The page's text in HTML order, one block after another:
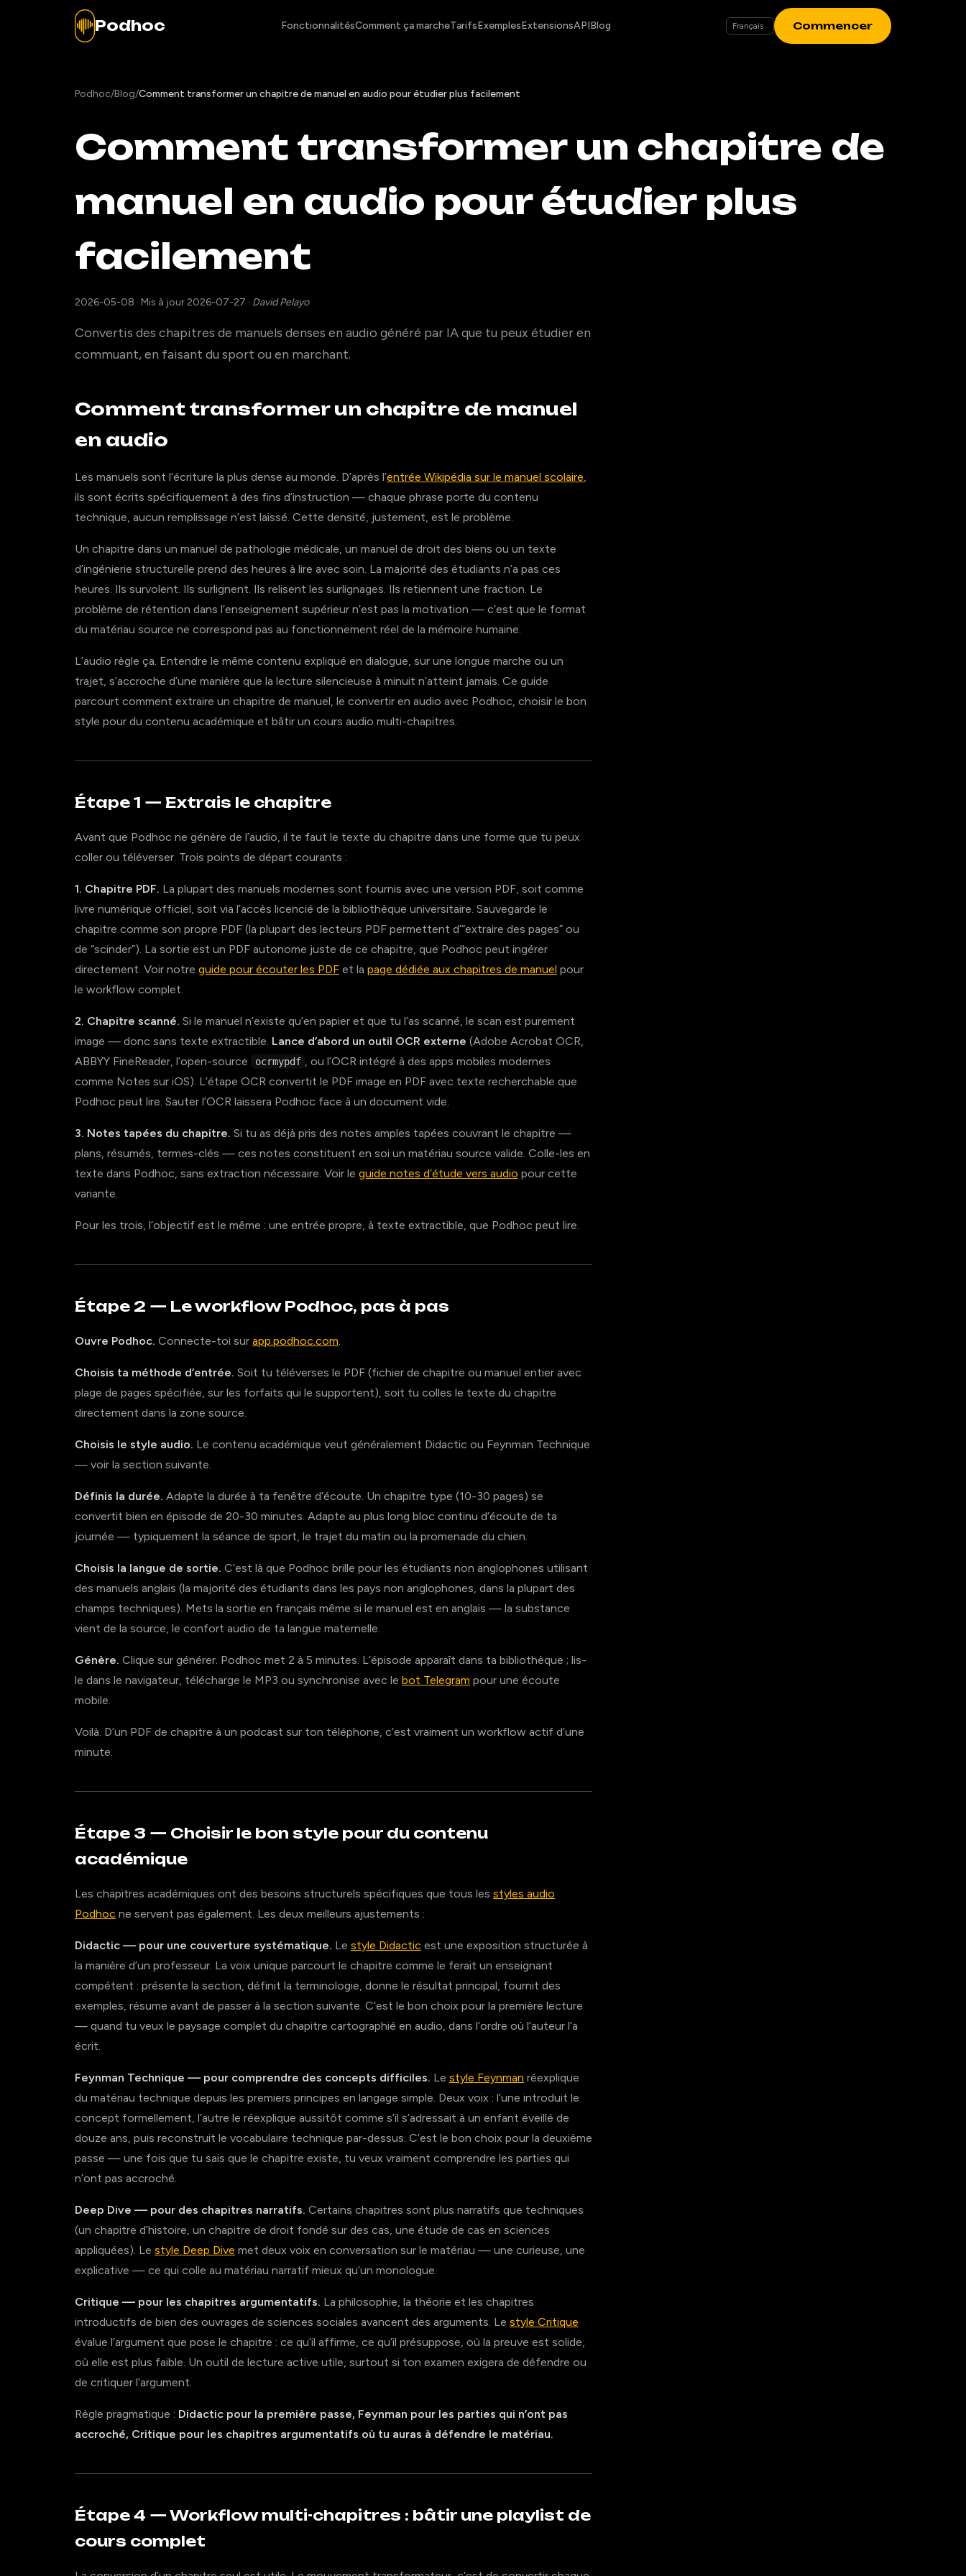
Podhoc FonctionnalitésComment ça marcheTarifsExemplesExtensionsAPIBlog Commencer
Podhoc/Blog/Comment transformer un chapitre de manuel en audio pour étudier plus facilement
Comment transformer un chapitre de
manuel en audio pour étudier plus
facilement
2026-05-08 · Mis à jour 2026-07-27 · David Pelayo
Convertis des chapitres de manuels denses en audio généré par IA que tu peux étudier en
commuant, en faisant du sport ou en marchant.
Comment transformer un chapitre de manuel
en audio
Les manuels sont l’écriture la plus dense au monde. D’après l’entrée Wikipédia sur le manuel scolaire,
ils sont écrits spécifiquement à des fins d’instruction — chaque phrase porte du contenu
technique, aucun remplissage n’est laissé. Cette densité, justement, est le problème.
Un chapitre dans un manuel de pathologie médicale, un manuel de droit des biens ou un texte
d’ingénierie structurelle prend des heures à lire avec soin. La majorité des étudiants n’a pas ces
heures. Ils survolent. Ils surlignent. Ils relisent les surlignages. Ils retiennent une fraction. Le
problème de rétention dans l’enseignement supérieur n’est pas la motivation — c’est que le format
du matériau source ne correspond pas au fonctionnement réel de la mémoire humaine.
L’audio règle ça. Entendre le même contenu expliqué en dialogue, sur une longue marche ou un
trajet, s’accroche d’une manière que la lecture silencieuse à minuit n’atteint jamais. Ce guide
parcourt comment extraire un chapitre de manuel, le convertir en audio avec Podhoc, choisir le bon
style pour du contenu académique et bâtir un cours audio multi-chapitres.
Étape 1 — Extrais le chapitre
Avant que Podhoc ne génère de l’audio, il te faut le texte du chapitre dans une forme que tu peux
coller ou téléverser. Trois points de départ courants :
1. Chapitre PDF. La plupart des manuels modernes sont fournis avec une version PDF, soit comme
livre numérique officiel, soit via l’accès licencié de la bibliothèque universitaire. Sauvegarde le
chapitre comme son propre PDF (la plupart des lecteurs PDF permettent d’“extraire des pages” ou
de “scinder”). La sortie est un PDF autonome juste de ce chapitre, que Podhoc peut ingérer
directement. Voir notre guide pour écouter les PDF et la page dédiée aux chapitres de manuel pour
le workflow complet.
2. Chapitre scanné. Si le manuel n’existe qu’en papier et que tu l’as scanné, le scan est purement
image — donc sans texte extractible. Lance d’abord un outil OCR externe (Adobe Acrobat OCR,
ABBYY FineReader, l’open-source
ocrmypdf , ou l’OCR intégré à des apps mobiles modernes
comme Notes sur iOS). L’étape OCR convertit le PDF image en PDF avec texte recherchable que
Podhoc peut lire. Sauter l’OCR laissera Podhoc face à un document vide.
3. Notes tapées du chapitre. Si tu as déjà pris des notes amples tapées couvrant le chapitre —
plans, résumés, termes-clés — ces notes constituent en soi un matériau source valide. Colle-les en
texte dans Podhoc, sans extraction nécessaire. Voir le guide notes d’étude vers audio pour cette
variante.
Pour les trois, l’objectif est le même : une entrée propre, à texte extractible, que Podhoc peut lire.
Étape 2 — Le workflow Podhoc, pas à pas
Ouvre Podhoc. Connecte-toi sur app.podhoc.com.
Choisis ta méthode d’entrée. Soit tu téléverses le PDF (fichier de chapitre ou manuel entier avec
plage de pages spécifiée, sur les forfaits qui le supportent), soit tu colles le texte du chapitre
directement dans la zone source.
Choisis le style audio. Le contenu académique veut généralement Didactic ou Feynman Technique
— voir la section suivante.
Définis la durée. Adapte la durée à ta fenêtre d’écoute. Un chapitre type (10-30 pages) se
convertit bien en épisode de 20-30 minutes. Adapte au plus long bloc continu d’écoute de ta
journée — typiquement la séance de sport, le trajet du matin ou la promenade du chien.
Choisis la langue de sortie. C’est là que Podhoc brille pour les étudiants non anglophones utilisant
des manuels anglais (la majorité des étudiants dans les pays non anglophones, dans la plupart des
champs techniques). Mets la sortie en français même si le manuel est en anglais — la substance
vient de la source, le confort audio de ta langue maternelle.
Génère. Clique sur générer. Podhoc met 2 à 5 minutes. L’épisode apparaît dans ta bibliothèque ; lis-
le dans le navigateur, télécharge le MP3 ou synchronise avec le bot Telegram pour une écoute
mobile.
Voilà. D’un PDF de chapitre à un podcast sur ton téléphone, c’est vraiment un workflow actif d’une
minute.
Étape 3 — Choisir le bon style pour du contenu
académique
Les chapitres académiques ont des besoins structurels spécifiques que tous les styles audio
Podhoc ne servent pas également. Les deux meilleurs ajustements :
Didactic — pour une couverture systématique. Le style Didactic est une exposition structurée à
la manière d’un professeur. La voix unique parcourt le chapitre comme le ferait un enseignant
compétent : présente la section, définit la terminologie, donne le résultat principal, fournit des
exemples, résume avant de passer à la section suivante. C’est le bon choix pour la première lecture
— quand tu veux le paysage complet du chapitre cartographié en audio, dans l’ordre où l’auteur l’a
écrit.
Feynman Technique — pour comprendre des concepts difficiles. Le style Feynman réexplique
du matériau technique depuis les premiers principes en langage simple. Deux voix : l’une introduit le
concept formellement, l’autre le réexplique aussitôt comme s’il s’adressait à un enfant éveillé de
douze ans, puis reconstruit le vocabulaire technique par-dessus. C’est le bon choix pour la deuxième
passe — une fois que tu sais que le chapitre existe, tu veux vraiment comprendre les parties qui
n’ont pas accroché.
Deep Dive — pour des chapitres narratifs. Certains chapitres sont plus narratifs que techniques
(un chapitre d’histoire, un chapitre de droit fondé sur des cas, une étude de cas en sciences
appliquées). Le style Deep Dive met deux voix en conversation sur le matériau — une curieuse, une
explicative — ce qui colle au matériau narratif mieux qu’un monologue.
Critique — pour les chapitres argumentatifs. La philosophie, la théorie et les chapitres
introductifs de bien des ouvrages de sciences sociales avancent des arguments. Le style Critique
évalue l’argument que pose le chapitre : ce qu’il affirme, ce qu’il présuppose, où la preuve est solide,
où elle est plus faible. Un outil de lecture active utile, surtout si ton examen exigera de défendre ou
de critiquer l’argument.
Règle pragmatique : Didactic pour la première passe, Feynman pour les parties qui n’ont pas
accroché, Critique pour les chapitres argumentatifs où tu auras à défendre le matériau.
Étape 4 — Workflow multi-chapitres : bâtir une playlist de
cours complet